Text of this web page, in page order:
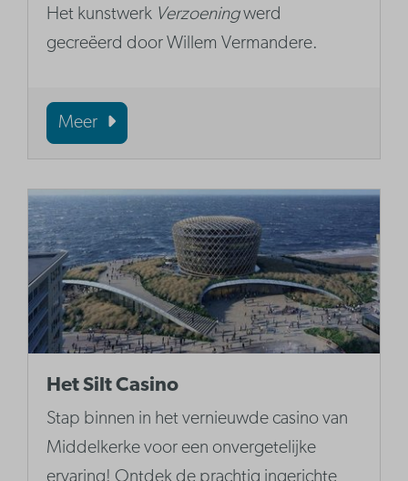
Het kunstwerk Verzoeningwerd
gecreëerd door Willem Vermandere.
Meer
Het Silt Casino
Stap binnen in het vernieuwde casino van
Middelkerke voor een onvergetelijke